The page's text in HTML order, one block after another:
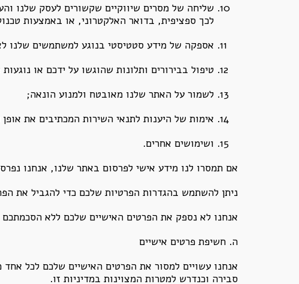
שליחה של מסרים שיווקיים שקשורים לעסק שלנו
לכך ספציפית, בדואר האלקטרוני, או באמצעות
אספקה של מידע סטטיסטי בנוגע למשתמשים שלנו
טיפול בבירורים ותלונות שהוגשו על ידכם או
לשמור על האתר שלנו מאובטח ולמנוע הונאה;
אימות של היענות לתנאי השירות המכתיבים את
ושימושים אחרים.
אם תמסרו לנו מידע אישי לפרסום באתר שלנו, אנחנו
ניתן להשתמש בהגדרות הפרטיות שלכם כדי להגביל את
אנחנו לא נספק את הפרטים האישיים שלכם ללא
ה. חשיפת פרטים אישיים
אנחנו עשויים למסור את הפרטים האישיים שלכם לכל
סבירה וכנדרש למטרות המצוינות במדיניות זו.